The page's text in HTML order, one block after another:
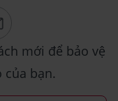
mới để bảo vệ
của bạn.